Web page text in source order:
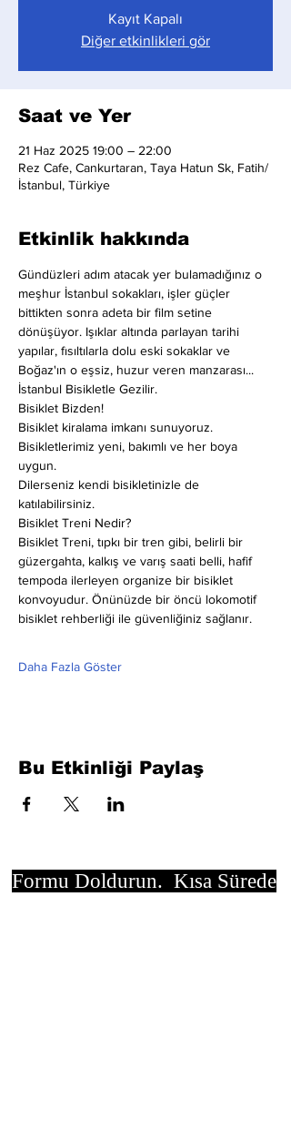
Kayıt Kapalı
Diğer etkinlikleri gör
Saat ve Yer
21 Haz 2025 19:00 – 22:00
Rez Cafe, Cankurtaran, Taya Hatun Sk, Fatih/
İstanbul, Türkiye
Etkinlik hakkında
Gündüzleri adım atacak yer bulamadığınız o
meşhur İstanbul sokakları, işler güçler
bittikten sonra adeta bir film setine
dönüşüyor. Işıklar altında parlayan tarihi
yapılar, fısıltılarla dolu eski sokaklar ve
Boğaz'ın o eşsiz, huzur veren manzarası...
İstanbul Bisikletle Gezilir.
Bisiklet Bizden!
Bisiklet kiralama imkanı sunuyoruz.
Bisikletlerimiz yeni, bakımlı ve her boya
uygun.
Dilerseniz kendi bisikletinizle de
katılabilirsiniz.
Bisiklet Treni Nedir?
Bisiklet Treni, tıpkı bir tren gibi, belirli bir
güzergahta, kalkış ve varış saati belli, hafif
tempoda ilerleyen organize bir bisiklet
konvoyudur. Önünüzde bir öncü lokomotif
bisiklet rehberliği ile güvenliğiniz sağlanır.
Daha Fazla Göster
Bu Etkinliği Paylaş
Formu Doldurun. Kısa Sürede